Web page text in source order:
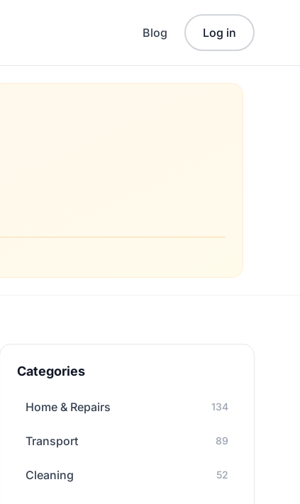
Blog Log in
Categories
Home & Repairs 134
Transport 89
Cleaning 52